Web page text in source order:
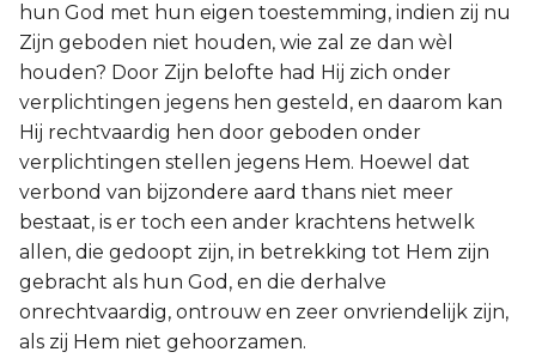
hun God met hun eigen toestemming, indien zij nu
Zijn geboden niet houden, wie zal ze dan wèl
houden? Door Zijn belofte had Hij zich onder
verplichtingen jegens hen gesteld, en daarom kan
Hij rechtvaardig hen door geboden onder
verplichtingen stellen jegens Hem. Hoewel dat
verbond van bijzondere aard thans niet meer
bestaat, is er toch een ander krachtens hetwelk
allen, die gedoopt zijn, in betrekking tot Hem zijn
gebracht als hun God, en die derhalve
onrechtvaardig, ontrouw en zeer onvriendelijk zijn,
als zij Hem niet gehoorzamen.